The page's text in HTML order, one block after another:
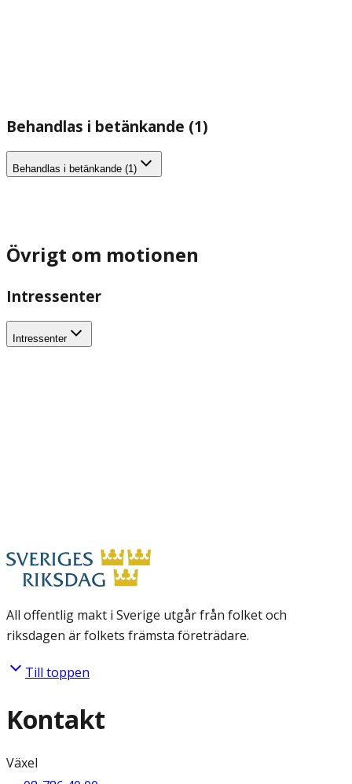
Behandlas i betänkande (1)
Behandlas i betänkande (1)
Övrigt om motionen
Intressenter
Intressenter
All offentlig makt i Sverige utgår från folket och
riksdagen är folkets främsta företrädare.
Till toppen
Kontakt
Växel